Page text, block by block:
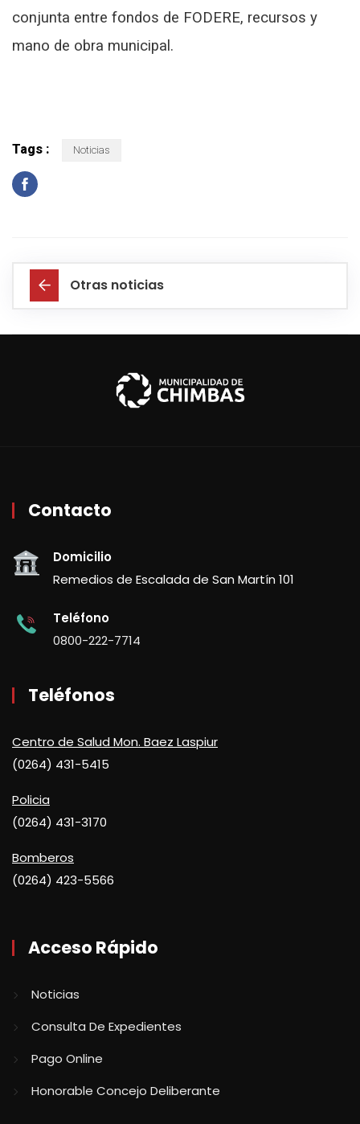
conjunta entre fondos de FODERE, recursos y
mano de obra municipal.
Tags : Noticias
Otras noticias
Contacto
Domicilio
Remedios de Escalada de San Martín 101
Teléfono
0800-222-7714
Teléfonos
Centro de Salud Mon. Baez Laspiur
(0264) 431-5415
Policia
(0264) 431-3170
Bomberos
(0264) 423-5566
Acceso Rápido
Noticias
Consulta De Expedientes
Pago Online
Honorable Concejo Deliberante